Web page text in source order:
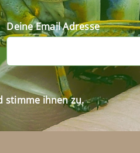
Deine Email Adresse
stimme ihnen zu.